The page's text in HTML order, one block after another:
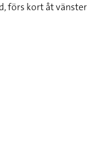
förs kort åt vänster